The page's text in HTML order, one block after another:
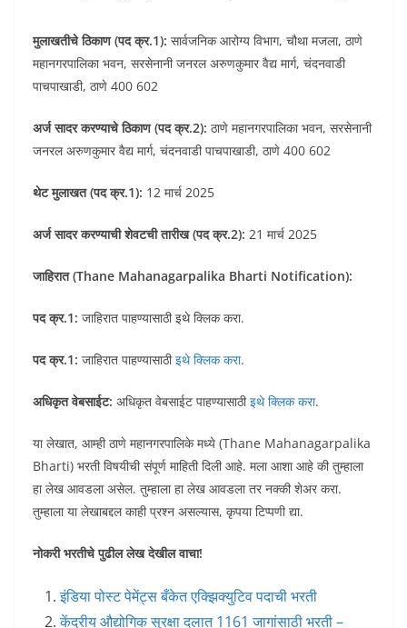
मुलाखतीचे ठिकाण (पद क्र.1): सार्वजनिक आरोग्य विभाग, चौथा मजला, ठाणे
महानगरपालिका भवन, सरसेनानी जनरल अरुणकुमार वैद्य मार्ग, चंदनवाडी
पाचपाखाडी, ठाणे 400 602
अर्ज सादर करण्याचे ठिकाण (पद क्र.2): ठाणे महानगरपालिका भवन, सरसेनानी
जनरल अरुणकुमार वैद्य मार्ग, चंदनवाडी पाचपाखाडी, ठाणे 400 602
थेट मुलाखत (पद क्र.1): 12 मार्च 2025
अर्ज सादर करण्याची शेवटची तारीख (पद क्र.2): 21 मार्च 2025
जाहिरात (Thane Mahanagarpalika Bharti Notification):
पद क्र.1: जाहिरात पाहण्यासाठी इथे क्लिक करा.
पद क्र.1: जाहिरात पाहण्यासाठीइथे क्लिक करा.
अधिकृत वेबसाईट: अधिकृत वेबसाईट पाहण्यासाठीइथे क्लिक करा.
या लेखात, आम्ही ठाणे महानगरपालिके मध्ये (Thane Mahanagarpalika
Bharti) भरती विषयीची संपूर्ण माहिती दिली आहे. मला आशा आहे की तुम्हाला
हा लेख आवडला असेल. तुम्हाला हा लेख आवडला तर नक्की शेअर करा.
तुम्हाला या लेखाबद्दल काही प्रश्न असल्यास, कृपया टिप्पणी द्या.
नोकरी भरतीचे पुढील लेख देखील वाचा!
इंडिया पोस्ट पेमेंट्स बँकेत एक्झिक्युटिव पदाची भरती
केंद्रीय औद्योगिक सुरक्षा दलात 1161 जागांसाठी भरती –